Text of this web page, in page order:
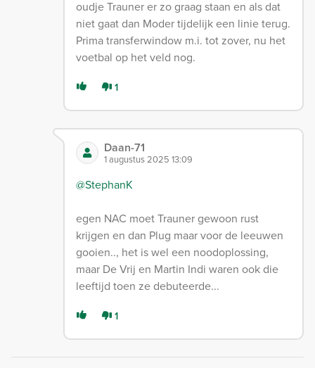
oudje Trauner er zo graag staan en als dat
niet gaat dan Moder tijdelijk een linie terug.
Prima transferwindow m.i. tot zover, nu het
voetbal op het veld nog.
1
Daan-71
1 augustus 2025 13:09
@StephanK
egen NAC moet Trauner gewoon rust
krijgen en dan Plug maar voor de leeuwen
gooien.., het is wel een noodoplossing,
maar De Vrij en Martin Indi waren ook die
leeftijd toen ze debuteerde...
1